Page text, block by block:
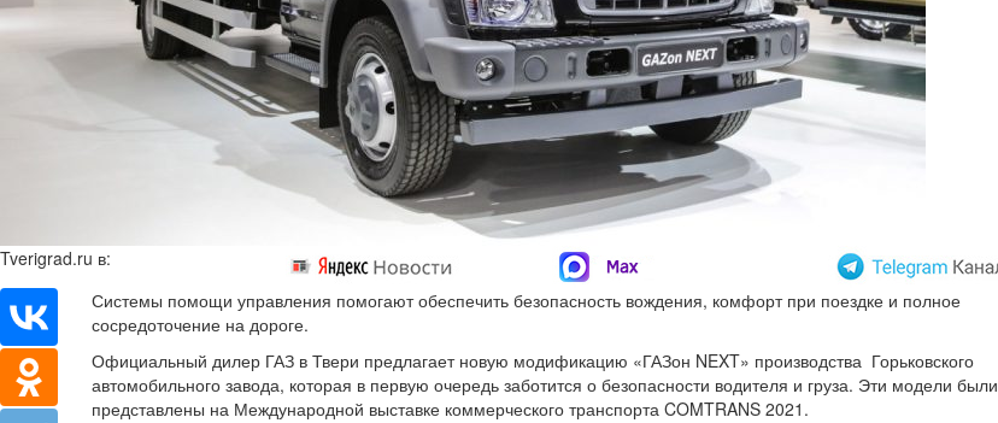
Tverigrad.ru в:
Системы помощи управления помогают обеспечить безопасность вождения, комфорт при поездке и полное
сосредоточение на дороге.
Официальный дилер ГАЗ в Твери предлагает новую модификацию «ГАЗон NEXT» производства Горьковского
автомобильного завода, которая в первую очередь заботится о безопасности водителя и груза. Эти модели были
представлены на Международной выставке коммерческого транспорта COMTRANS 2021.